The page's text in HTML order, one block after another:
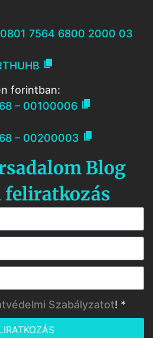
7564 6800 2000 03

forintban:
– 00100006 
– 00200003 
Blog
feliratkozás
Szabályzatot! *